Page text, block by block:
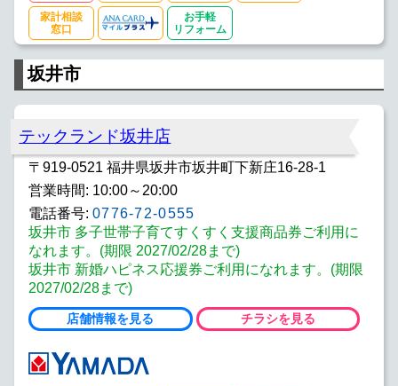
家計相談
窓口
お手軽
リフォーム
坂井市
テックランド坂井店
〒919-0521 福井県坂井市坂井町下新庄16-28-1
営業時間: 10:00～20:00
電話番号: 0776-72-0555
坂井市 多子世帯子育てすくすく支援商品券ご利用に
なれます。(期限 2027/02/28まで)
坂井市 新婚ハピネス応援券ご利用になれます。(期限
2027/02/28まで)
店舗情報を見る チラシを見る